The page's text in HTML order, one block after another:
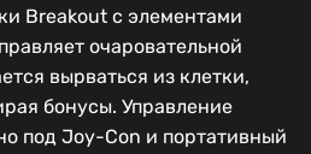
Breakout с элементами
очаровательной
вырваться из клетки,
бонусы. Управление
под Joy-Con и портативный